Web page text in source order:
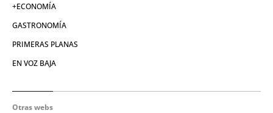
+ECONOMÍA
GASTRONOMÍA
PRIMERAS PLANAS
EN VOZ BAJA
Otras webs